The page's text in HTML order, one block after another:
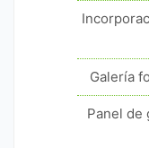
Galería
Panel de